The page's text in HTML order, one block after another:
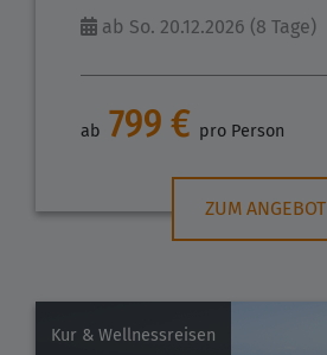
ab So. 20.12.2026 (8 Tage)
ab 799 € pro Person
ZUM ANGEBOT
Kur & Wellnessreisen